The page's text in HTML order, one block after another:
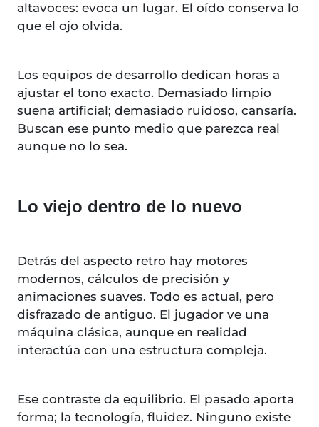
altavoces: evoca un lugar. El oído conserva lo
que el ojo olvida.
Los equipos de desarrollo dedican horas a
ajustar el tono exacto. Demasiado limpio
suena artificial; demasiado ruidoso, cansaría.
Buscan ese punto medio que parezca real
aunque no lo sea.
Lo viejo dentro de lo nuevo
Detrás del aspecto retro hay motores
modernos, cálculos de precisión y
animaciones suaves. Todo es actual, pero
disfrazado de antiguo. El jugador ve una
máquina clásica, aunque en realidad
interactúa con una estructura compleja.
Ese contraste da equilibrio. El pasado aporta
forma; la tecnología, fluidez. Ninguno existe